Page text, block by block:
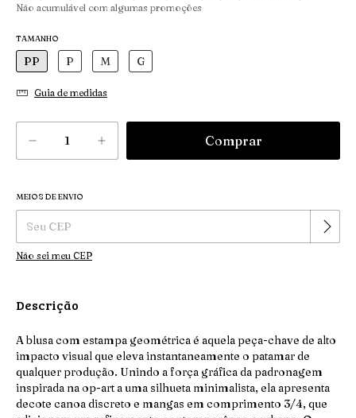
Não acumulável com algumas promoções
TAMANHO
PP P M G
Guia de medidas
Entregas para o CEP:
MEIOS DE ENVIO
Não sei meu CEP
Descrição
A blusa com estampa geométrica é aquela peça-chave de alto
impacto visual que eleva instantaneamente o patamar de
qualquer produção. Unindo a força gráfica da padronagem
inspirada na op-art a uma silhueta minimalista, ela apresenta
decote canoa discreto e mangas em comprimento 3/4, que